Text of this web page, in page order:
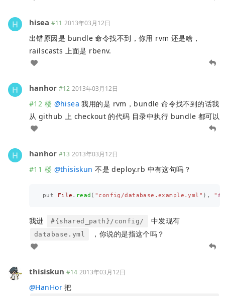
hisea #11 2013年03月12日
出错原因是 bundle 命令找不到，你用 rvm 还是啥，
railscasts 上面是 rbenv.
hanhor #12 2013年03月12日
#12 楼 @hisea 我用的是 rvm，bundle 命令找不到的话我
从 github 上 checkout 的代码 目录中执行 bundle 都可以
hanhor #13 2013年03月12日
#11 楼 @thisiskun 不是 deploy.rb 中有这句吗？
put File . read ( "config/database.example.yml" ), " #{
我进 #{shared_path}/config/ 中发现有
database.yml ，你说的是指这个吗？
thisiskun #14 2013年03月12日
@HanHor把